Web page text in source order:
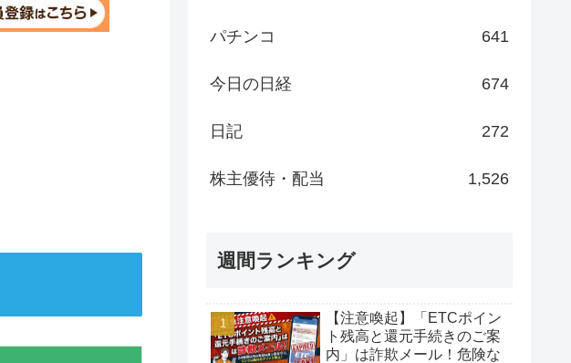
パチンコ 641
今日の日経 674
日記 272
株主優待・配当 1,526
週間ランキング
【注意喚起】「ETCポイン
ト残高と還元手続きのご案
内」は詐欺メール！危険な